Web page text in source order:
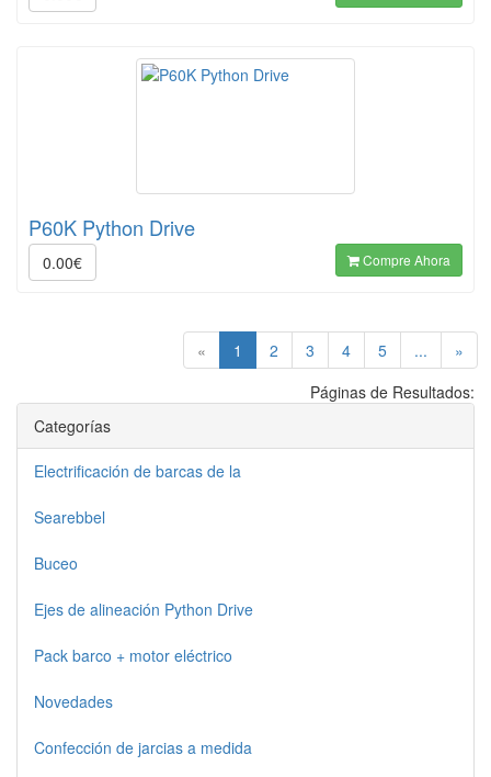
P60K Python Drive
0.00€ Compre Ahora
« 1 (current)
2 3 4 5 ...
»
Páginas de Resultados:
Categorías
Electrificación de barcas de la
Searebbel
Buceo
Ejes de alineación Python Drive
Pack barco + motor eléctrico
Novedades
Confección de jarcias a medida